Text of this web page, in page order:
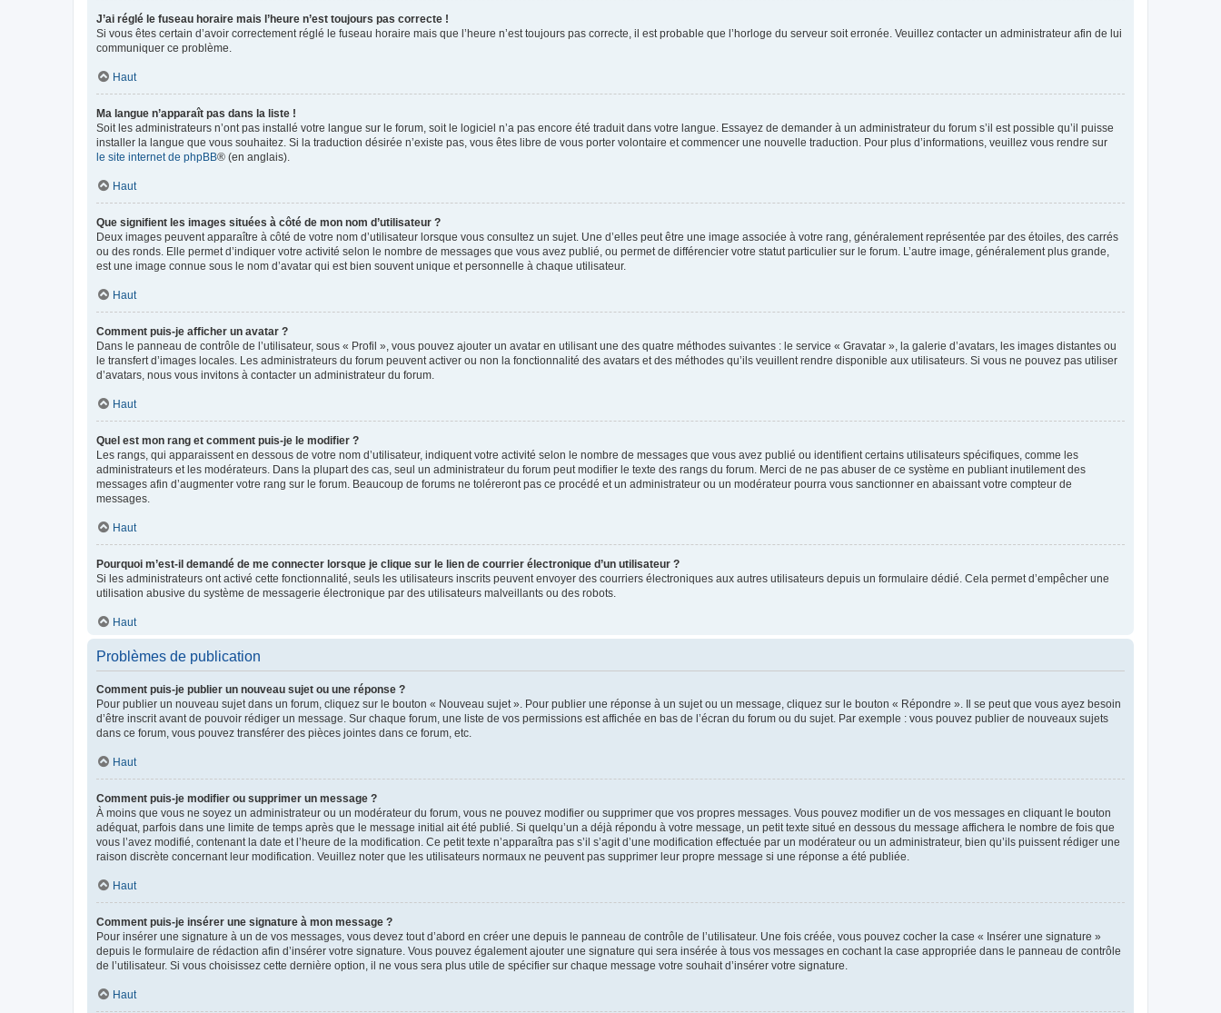
J’ai réglé le fuseau horaire mais l’heure n’est toujours pas correcte !
Si vous êtes certain d’avoir correctement réglé le fuseau horaire mais que l’heure n’est toujours pas correcte, il est probable que l’horloge du serveur soit erronée. Veuillez contacter un administrateur afin de lui
communiquer ce problème.
Haut
Ma langue n’apparaît pas dans la liste !
Soit les administrateurs n’ont pas installé votre langue sur le forum, soit le logiciel n’a pas encore été traduit dans votre langue. Essayez de demander à un administrateur du forum s’il est possible qu’il puisse
installer la langue que vous souhaitez. Si la traduction désirée n’existe pas, vous êtes libre de vous porter volontaire et commencer une nouvelle traduction. Pour plus d’informations, veuillez vous rendre sur
le site internet de phpBB® (en anglais).
Haut
Que signifient les images situées à côté de mon nom d’utilisateur ?
Deux images peuvent apparaître à côté de votre nom d’utilisateur lorsque vous consultez un sujet. Une d’elles peut être une image associée à votre rang, généralement représentée par des étoiles, des carrés
ou des ronds. Elle permet d’indiquer votre activité selon le nombre de messages que vous avez publié, ou permet de différencier votre statut particulier sur le forum. L’autre image, généralement plus grande,
est une image connue sous le nom d’avatar qui est bien souvent unique et personnelle à chaque utilisateur.
Haut
Comment puis-je afficher un avatar ?
Dans le panneau de contrôle de l’utilisateur, sous « Profil », vous pouvez ajouter un avatar en utilisant une des quatre méthodes suivantes : le service « Gravatar », la galerie d’avatars, les images distantes ou
le transfert d’images locales. Les administrateurs du forum peuvent activer ou non la fonctionnalité des avatars et des méthodes qu’ils veuillent rendre disponible aux utilisateurs. Si vous ne pouvez pas utiliser
d’avatars, nous vous invitons à contacter un administrateur du forum.
Haut
Quel est mon rang et comment puis-je le modifier ?
Les rangs, qui apparaissent en dessous de votre nom d’utilisateur, indiquent votre activité selon le nombre de messages que vous avez publié ou identifient certains utilisateurs spécifiques, comme les
administrateurs et les modérateurs. Dans la plupart des cas, seul un administrateur du forum peut modifier le texte des rangs du forum. Merci de ne pas abuser de ce système en publiant inutilement des
messages afin d’augmenter votre rang sur le forum. Beaucoup de forums ne toléreront pas ce procédé et un administrateur ou un modérateur pourra vous sanctionner en abaissant votre compteur de
messages.
Haut
Pourquoi m’est-il demandé de me connecter lorsque je clique sur le lien de courrier électronique d’un utilisateur ?
Si les administrateurs ont activé cette fonctionnalité, seuls les utilisateurs inscrits peuvent envoyer des courriers électroniques aux autres utilisateurs depuis un formulaire dédié. Cela permet d’empêcher une
utilisation abusive du système de messagerie électronique par des utilisateurs malveillants ou des robots.
Haut
Problèmes de publication
Comment puis-je publier un nouveau sujet ou une réponse ?
Pour publier un nouveau sujet dans un forum, cliquez sur le bouton « Nouveau sujet ». Pour publier une réponse à un sujet ou un message, cliquez sur le bouton « Répondre ». Il se peut que vous ayez besoin
d’être inscrit avant de pouvoir rédiger un message. Sur chaque forum, une liste de vos permissions est affichée en bas de l’écran du forum ou du sujet. Par exemple : vous pouvez publier de nouveaux sujets
dans ce forum, vous pouvez transférer des pièces jointes dans ce forum, etc.
Haut
Comment puis-je modifier ou supprimer un message ?
À moins que vous ne soyez un administrateur ou un modérateur du forum, vous ne pouvez modifier ou supprimer que vos propres messages. Vous pouvez modifier un de vos messages en cliquant le bouton
adéquat, parfois dans une limite de temps après que le message initial ait été publié. Si quelqu’un a déjà répondu à votre message, un petit texte situé en dessous du message affichera le nombre de fois que
vous l’avez modifié, contenant la date et l’heure de la modification. Ce petit texte n’apparaîtra pas s’il s’agit d’une modification effectuée par un modérateur ou un administrateur, bien qu’ils puissent rédiger une
raison discrète concernant leur modification. Veuillez noter que les utilisateurs normaux ne peuvent pas supprimer leur propre message si une réponse a été publiée.
Haut
Comment puis-je insérer une signature à mon message ?
Pour insérer une signature à un de vos messages, vous devez tout d’abord en créer une depuis le panneau de contrôle de l’utilisateur. Une fois créée, vous pouvez cocher la case « Insérer une signature »
depuis le formulaire de rédaction afin d’insérer votre signature. Vous pouvez également ajouter une signature qui sera insérée à tous vos messages en cochant la case appropriée dans le panneau de contrôle
de l’utilisateur. Si vous choisissez cette dernière option, il ne vous sera plus utile de spécifier sur chaque message votre souhait d’insérer votre signature.
Haut